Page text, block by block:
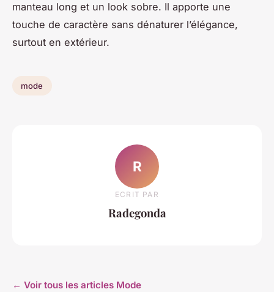
manteau long et un look sobre. Il apporte une
touche de caractère sans dénaturer l’élégance,
surtout en extérieur.
mode
R
ECRIT PAR
Radegonda
← Voir tous les articles Mode